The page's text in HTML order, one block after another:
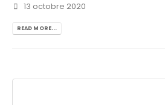
13 octobre 2020
READ MORE...